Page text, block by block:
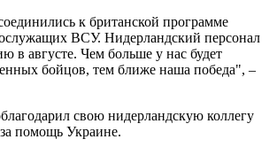
к британской программе
ВСУ. Нидерландский персонал
в августе. Чем больше у нас будет
бойцов, тем ближе наша победа", –
свою нидерландскую коллегу
помощь Украине.